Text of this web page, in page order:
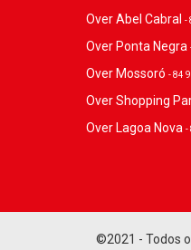
Over Abel Cabral -
Over Ponta Negra
Over Mossoró - 84
Over Shopping
Over Lagoa Nova -
©2021 - Todos